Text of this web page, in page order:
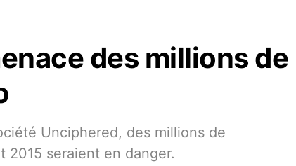
des millions de
Unciphered, des millions de
2015 seraient en danger.